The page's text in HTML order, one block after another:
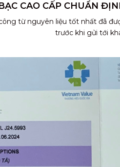
CAO CẤP CHUẨN
từ nguyên liệu tốt nhất đã
trước khi gửi tới